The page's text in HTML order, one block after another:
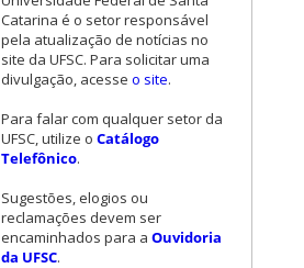
Catarina é o setor responsável
pela atualização de notícias no
site da UFSC. Para solicitar uma
divulgação, acesse o site.
Para falar com qualquer setor da
UFSC, utilize o Catálogo
Telefônico.
Sugestões, elogios ou
reclamações devem ser
encaminhados para a Ouvidoria
da UFSC.